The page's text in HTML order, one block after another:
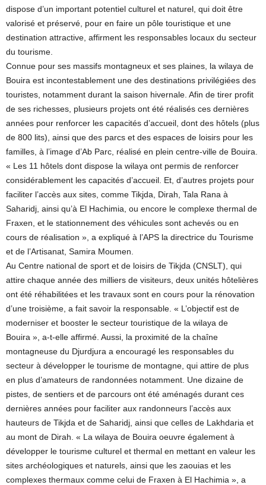
dispose d’un important potentiel culturel et naturel, qui doit être
valorisé et préservé, pour en faire un pôle touristique et une
destination attractive, affirment les responsables locaux du secteur
du tourisme.
Connue pour ses massifs montagneux et ses plaines, la wilaya de
Bouira est incontestablement une des destinations privilégiées des
touristes, notamment durant la saison hivernale. Afin de tirer profit
de ses richesses, plusieurs projets ont été réalisés ces dernières
années pour renforcer les capacités d’accueil, dont des hôtels (plus
de 800 lits), ainsi que des parcs et des espaces de loisirs pour les
familles, à l’image d’Ab Parc, réalisé en plein centre-ville de Bouira.
« Les 11 hôtels dont dispose la wilaya ont permis de renforcer
considérablement les capacités d’accueil. Et, d’autres projets pour
faciliter l’accès aux sites, comme Tikjda, Dirah, Tala Rana à
Saharidj, ainsi qu’à El Hachimia, ou encore le complexe thermal de
Fraxen, et le stationnement des véhicules sont achevés ou en
cours de réalisation », a expliqué à l’APS la directrice du Tourisme
et de l’Artisanat, Samira Moumen.
Au Centre national de sport et de loisirs de Tikjda (CNSLT), qui
attire chaque année des milliers de visiteurs, deux unités hôtelières
ont été réhabilitées et les travaux sont en cours pour la rénovation
d’une troisième, a fait savoir la responsable. « L’objectif est de
moderniser et booster le secteur touristique de la wilaya de
Bouira », a-t-elle affirmé. Aussi, la proximité de la chaîne
montagneuse du Djurdjura a encouragé les responsables du
secteur à développer le tourisme de montagne, qui attire de plus
en plus d’amateurs de randonnées notamment. Une dizaine de
pistes, de sentiers et de parcours ont été aménagés durant ces
dernières années pour faciliter aux randonneurs l’accès aux
hauteurs de Tikjda et de Saharidj, ainsi que celles de Lakhdaria et
au mont de Dirah. « La wilaya de Bouira oeuvre également à
développer le tourisme culturel et thermal en mettant en valeur les
sites archéologiques et naturels, ainsi que les zaouias et les
complexes thermaux comme celui de Fraxen à El Hachimia », a